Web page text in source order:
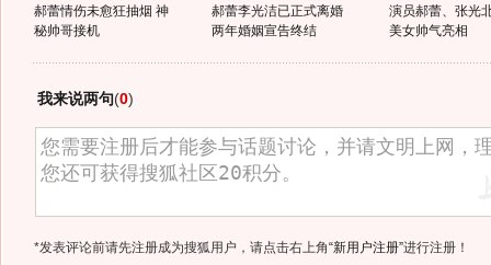
郝蕾情伤未愈狂抽烟 神
秘帅哥接机
郝蕾李光洁已正式离婚
两年婚姻宣告终结
演员郝蕾、张光
美女帅气亮相
我来说两句(0)
*发表评论前请先注册成为搜狐用户，请点击右上角“新用户注册”进行注册！